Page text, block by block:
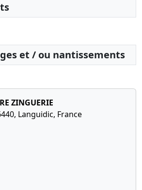
et / ou nantissements
ZINGUERIE
Languidic, France